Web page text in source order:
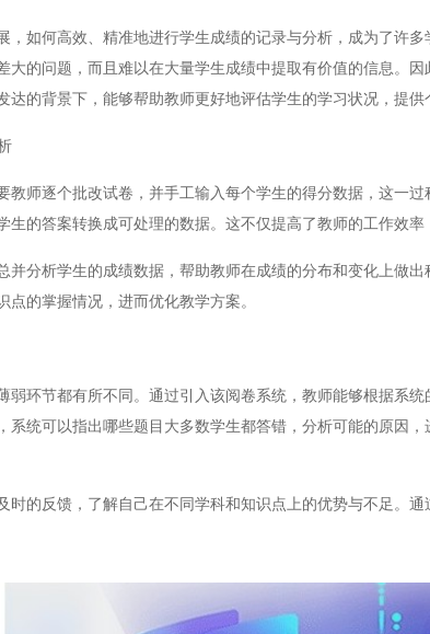
如何高效、精准地进行学生成绩的记录与分析，成为了许多
大的问题，而且难以在大量学生成绩中提取有价值的信息。
达的背景下，能够帮助教师更好地评估学生的学习状况，提供
师逐个批改试卷，并手工输入每个学生的得分数据，这一过
生的答案转换成可处理的数据。这不仅提高了教师的工作效率
分析学生的成绩数据，帮助教师在成绩的分布和变化上做出
点的掌握情况，进而优化教学方案。
环节都有所不同。通过引入该阅卷系统，教师能够根据系统
系统可以指出哪些题目大多数学生都答错，分析可能的原因
的反馈，了解自己在不同学科和知识点上的优势与不足。通